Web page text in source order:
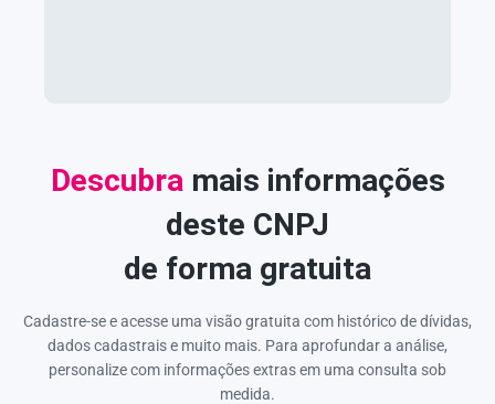
Descubra mais informações
deste CNPJ
de forma gratuita
Cadastre-se e acesse uma visão gratuita com histórico de dívidas,
dados cadastrais e muito mais. Para aprofundar a análise,
personalize com informações extras em uma consulta sob
medida.